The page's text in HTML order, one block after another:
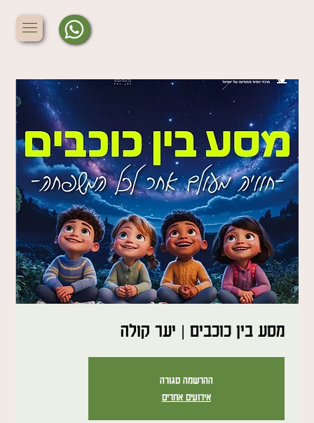
מסע בין כוכבים | יער קולה
ההרשמה סגורה
אירועים אחרים